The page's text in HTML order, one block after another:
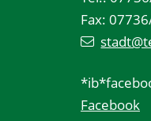
Fax:
Facebook